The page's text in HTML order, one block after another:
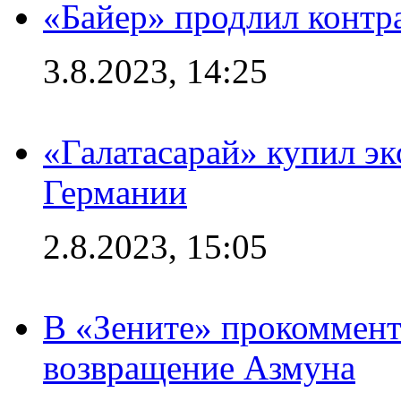
«Байер» продлил
3.8.2023, 14:25
«Галатасарай» купил
Германии
2.8.2023, 15:05
В «Зените»
возвращение Азмуна